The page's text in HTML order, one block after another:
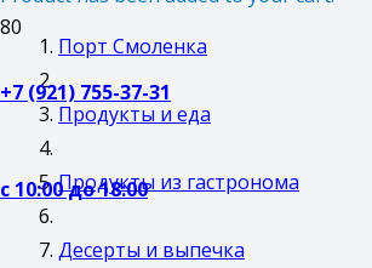
+7 (921) 755-37-31
с 10:00 до 18:00
Порт Смоленка
Продукты и еда
Продукты из гастронома
Десерты и выпечка